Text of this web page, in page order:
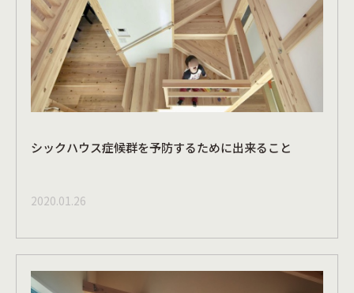
シックハウス症候群を予防するために出来ること
2020.01.26